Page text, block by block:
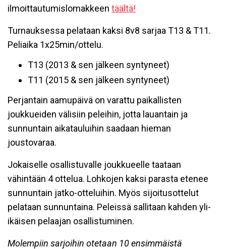
ilmoittautumislomakkeen täältä!
Turnauksessa pelataan kaksi 8v8 sarjaa T13 & T11.
Peliaika 1x25min/ottelu.
T13 (2013 & sen jälkeen syntyneet)
T11 (2015 & sen jälkeen syntyneet)
Perjantain aamupäivä on varattu paikallisten
joukkueiden välisiin peleihin, jotta lauantain ja
sunnuntain aikatauluihin saadaan hieman
joustovaraa.
Jokaiselle osallistuvalle joukkueelle taataan
vähintään 4 ottelua. Lohkojen kaksi parasta etenee
sunnuntain jatko-otteluihin. Myös sijoitusottelut
pelataan sunnuntaina. Peleissä sallitaan kahden yli-
ikäisen pelaajan osallistuminen.
Molempiin sarjoihin otetaan 10 ensimmäistä